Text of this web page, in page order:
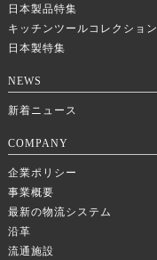
日本製品特集
キッチンツールコレクション
日本製特集
NEWS
新着ニュース
COMPANY
企業ポリシー
事業概要
最新の物流システム
沿革
流通施設